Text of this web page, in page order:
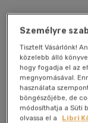
Személyre
Tisztelt Vásárlónk!
közelebb álló
hogy fogadja el az
megnyomásával.
használata
böngészőjébe, de
módosíthatja a Süti
olvassa el a
Libri